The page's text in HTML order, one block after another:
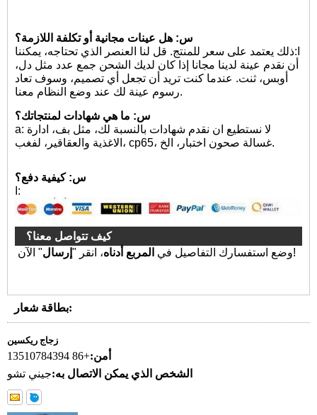
س: هل عينات مجانية أو تكلفة اللازمة؟
ا:ذلك يعتمد على سعر للمنتج. قل لنا العنصر الذي تحتاجه، يمكننا
أن نقدم عينة لدينا مجانا إذا كان لديك الشحن جمع عدد مثل دل،
أوبس، ثنت. عندما كنت تريد أن تجعل أي تصميم، وسوف تعاد
رسوم عينة لك عند وضع النظام معنا.
س: ما هي شهادات لمنتجاتك؟
a: لا نستطيع ان نقدم شهادات بالنسبة لك، مثل بف، ادارة
الاغذية والعقاقير، لفغب، cp65، غسالة صحون اختبار، الخ.
س: كيفية دفع؟
ا:
كيف تتواصل معنا؟
وضع استفسارك التفاصيل في المربع أدناه، انقر " إرسال " الآن!
بطاقة شعار:
زجاج ريكسين
أمن:+86 13510784394
الشخص الذي يمكن الاتصال به:جيني تشو